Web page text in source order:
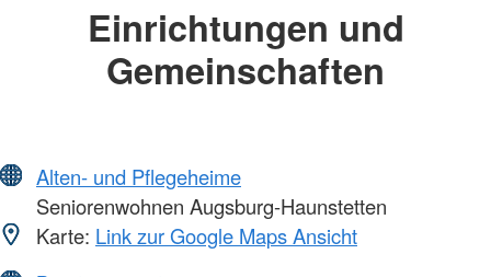
Einrichtungen und
Gemeinschaften
Alten- und Pflegeheime
Seniorenwohnen Augsburg-Haunstetten
Karte: Link zur Google Maps Ansicht